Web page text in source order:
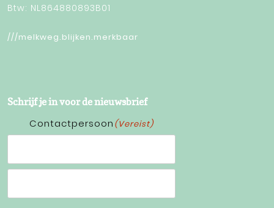
Btw: NL864880893B01
///melkweg.blijken.merkbaar
Schrijf je in voor de nieuwsbrief
Contactpersoon (Vereist)